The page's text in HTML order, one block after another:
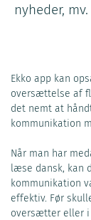
nyheder,
Ekko app kan
oversættelse af
det nemt at
kommunikation
Når man har
læse dansk, kan
kommunikation
effektiv. Før
oversætter eller